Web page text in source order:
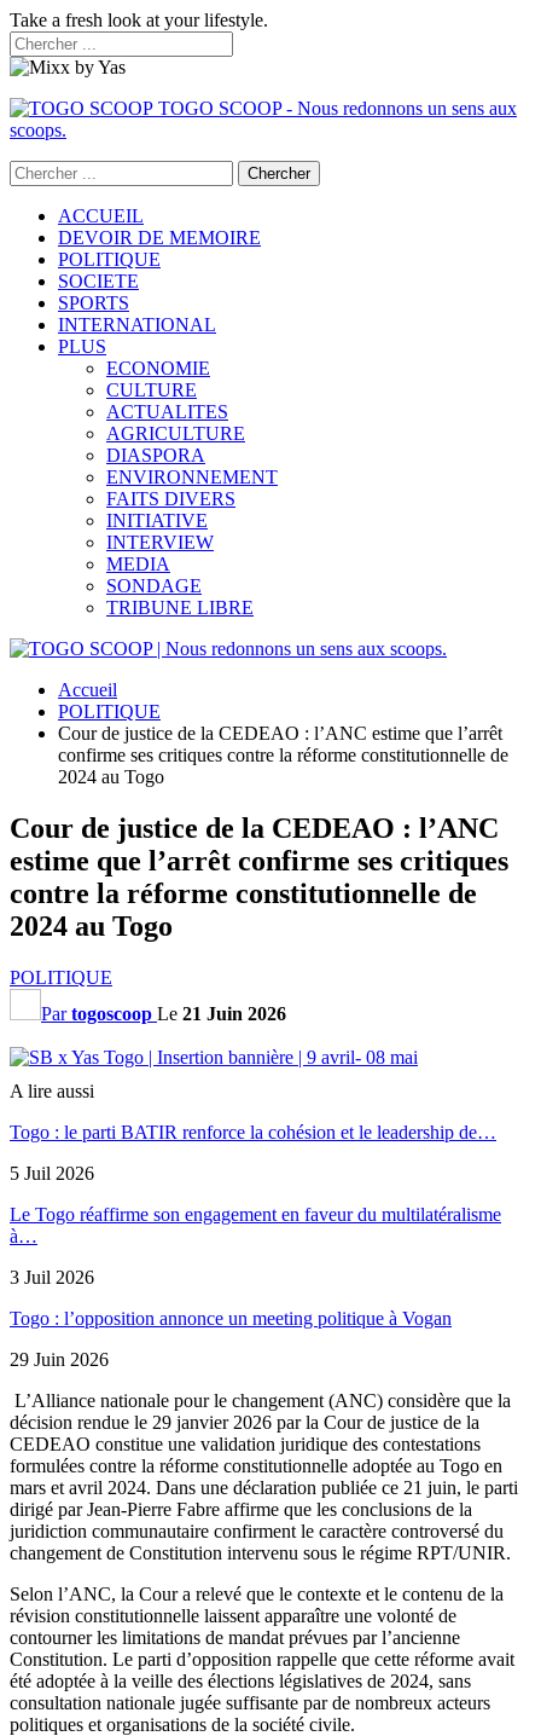
Take a fresh look at your lifestyle.
TOGO SCOOP - Nous redonnons un sens aux
scoops.
ACCUEIL
DEVOIR DE MEMOIRE
POLITIQUE
SOCIETE
SPORTS
INTERNATIONAL
PLUS
ECONOMIE
CULTURE
ACTUALITES
AGRICULTURE
DIASPORA
ENVIRONNEMENT
FAITS DIVERS
INITIATIVE
INTERVIEW
MEDIA
SONDAGE
TRIBUNE LIBRE
Accueil
POLITIQUE
Cour de justice de la CEDEAO : l’ANC estime que l’arrêt
confirme ses critiques contre la réforme constitutionnelle de
2024 au Togo
Cour de justice de la CEDEAO : l’ANC
estime que l’arrêt confirme ses critiques
contre la réforme constitutionnelle de
2024 au Togo
POLITIQUE
Partogoscoop Le 21 Juin 2026
A lire aussi
Togo : le parti BATIR renforce la cohésion et le leadership de…
5 Juil 2026
Le Togo réaffirme son engagement en faveur du multilatéralisme
à…
3 Juil 2026
Togo : l’opposition annonce un meeting politique à Vogan
29 Juin 2026
L’Alliance nationale pour le changement (ANC) considère que la
décision rendue le 29 janvier 2026 par la Cour de justice de la
CEDEAO constitue une validation juridique des contestations
formulées contre la réforme constitutionnelle adoptée au Togo en
mars et avril 2024. Dans une déclaration publiée ce 21 juin, le parti
dirigé par Jean-Pierre Fabre affirme que les conclusions de la
juridiction communautaire confirment le caractère controversé du
changement de Constitution intervenu sous le régime RPT/UNIR.
Selon l’ANC, la Cour a relevé que le contexte et le contenu de la
révision constitutionnelle laissent apparaître une volonté de
contourner les limitations de mandat prévues par l’ancienne
Constitution. Le parti d’opposition rappelle que cette réforme avait
été adoptée à la veille des élections législatives de 2024, sans
consultation nationale jugée suffisante par de nombreux acteurs
politiques et organisations de la société civile.